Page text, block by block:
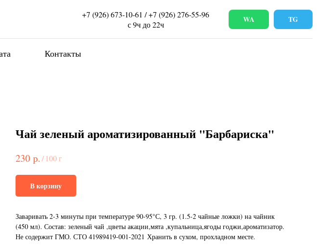
+7 (926) 673-10-61 / +7 (926) 276-55-96
с 9ч до 22ч
WA TG
Контакты
Чай зеленый ароматизированный "Барбариска"
230 р./ 100 г
В корзину
Заваривать 2-3 минуты при температуре 90-95°С, 3 гр. (1.5-2 чайные ложки) на чайник
(450 мл). Состав: зеленый чай ,цветы акации,мята ,купальница,ягоды годжи,ароматизатор.
Не содержит ГМО. СТО 41989419-001-2021 Хранить в сухом, прохладном месте.